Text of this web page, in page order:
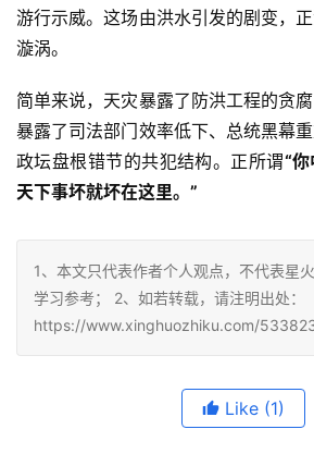
游行示威。这场由洪水引发的剧变，
漩涡。
简单来说，天灾暴露了防洪工程的贪
暴露了司法部门效率低下、总统黑幕
政坛盘根错节的共犯结构。正所谓“
天下事坏就坏在这里。”
1、本文只代表作者个人观点，不代表星
学习参考； 2、如若转载，请注明出处：
https://www.xinghuozhiku.com/
Like (1)